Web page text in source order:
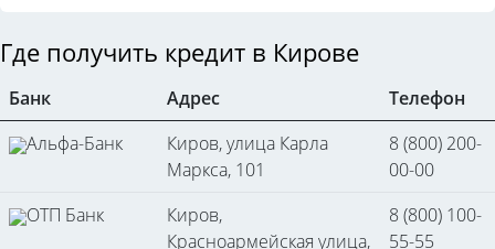
Где получить кредит в Кирове
Банк Адрес
Телефон
Альфа-Банк
Киров, улица Карла
Маркса, 101
8 (800) 200-
00-00
ОТП Банк
Киров,
Красноармейская улица,
8 (800) 100-
55-55